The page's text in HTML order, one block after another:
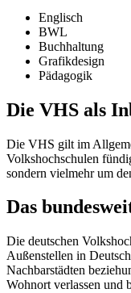
Englisch
BWL
Buchhaltung
Grafikdesign
Pädagogik
Die VHS als
Die VHS gilt im
Volkshochschulen
sondern vielmehr um
Das
Die deutschen
Außenstellen in
Nachbarstädten
Wohnort verlassen und